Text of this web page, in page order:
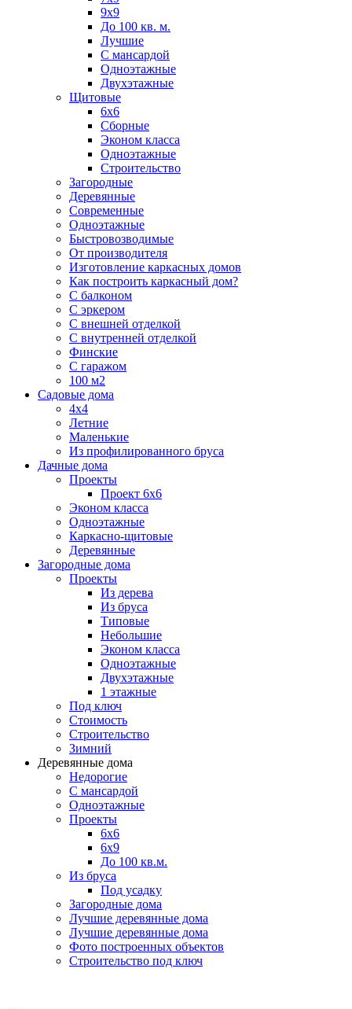
9х9
До 100 кв. м.
Лучшие
С мансардой
Одноэтажные
Двухэтажные
Щитовые
6х6
Сборные
Эконом класса
Одноэтажные
Строительство
Загородные
Деревянные
Современные
Одноэтажные
Быстровозводимые
От производителя
Изготовление каркасных домов
Как построить каркасный дом?
С балконом
С эркером
С внешней отделкой
С внутренней отделкой
Финские
С гаражом
100 м2
Садовые дома
4х4
Летние
Маленькие
Из профилированного бруса
Дачные дома
Проекты
Проект 6х6
Эконом класса
Одноэтажные
Каркасно-щитовые
Деревянные
Загородные дома
Проекты
Из дерева
Из бруса
Типовые
Небольшие
Эконом класса
Одноэтажные
Двухэтажные
1 этажные
Под ключ
Стоимость
Строительство
Зимний
Деревянные дома
Недорогие
С мансардой
Одноэтажные
Проекты
6х6
6х9
До 100 кв.м.
Из бруса
Под усадку
Загородные дома
Лучшие деревянные дома
Лучшие деревянные дома
Фото построенных объектов
Строительство под ключ